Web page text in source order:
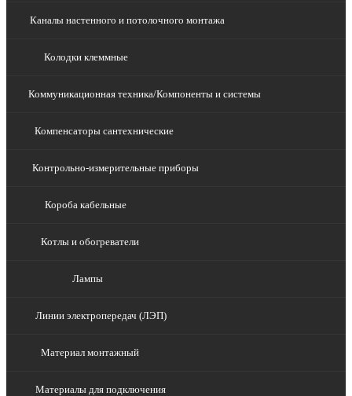
Каналы настенного и потолочного монтажа
Колодки клеммные
Коммуникационная техника/Компоненты и системы
Компенсаторы сантехнические
Контрольно-измерительные приборы
Короба кабельные
Котлы и обогреватели
Лампы
Линии электропередач (ЛЭП)
Материал монтажный
Материалы для подключения